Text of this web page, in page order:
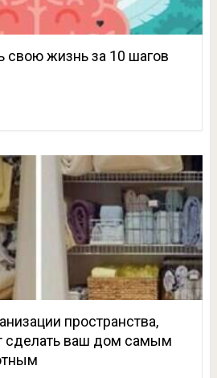
свою жизнь за 10 шагов
пространства,
сделать ваш дом самым